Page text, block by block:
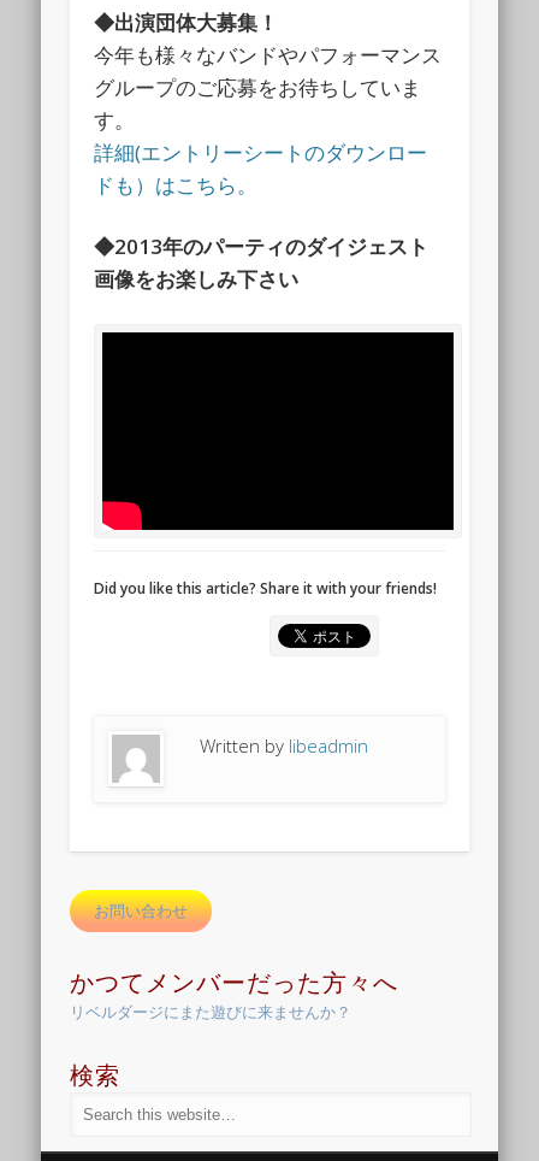
◆出演団体大募集！
今年も様々なバンドやパフォーマンス
グループのご応募をお待ちしていま
す。
詳細(エントリーシートのダウンロー
ドも）はこちら。
◆2013年のパーティのダイジェスト
画像をお楽しみ下さい
Did you like this article? Share it with your friends!
Written by libeadmin
お問い合わせ
かつてメンバーだった方々へ
リベルダージにまた遊びに来ませんか？
検索